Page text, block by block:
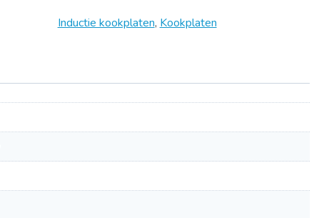
Inductie kookplaten, Kookplaten